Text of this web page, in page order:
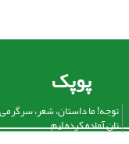
پوپک
توجه! ما داستان، شعر،
تان آماده کرده ایم.